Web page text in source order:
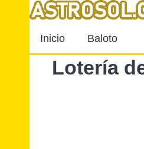
Inicio Baloto
Lotería